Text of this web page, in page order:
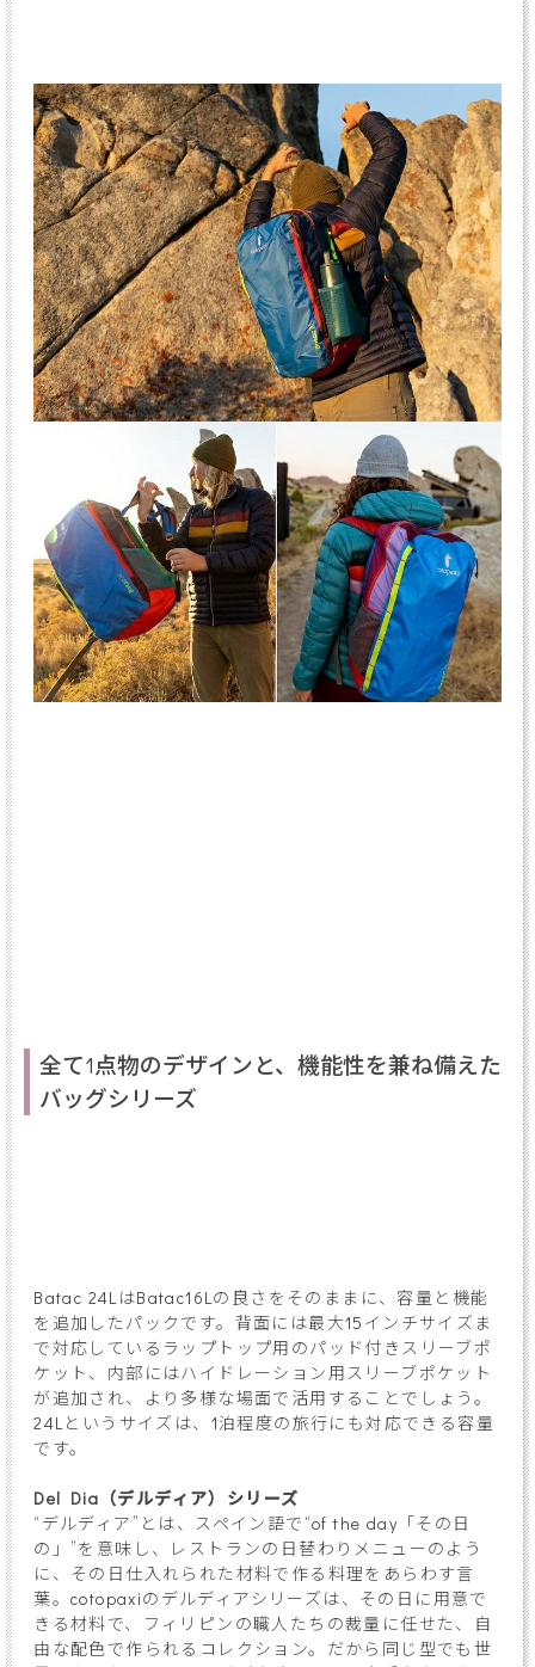
全て1点物のデザインと、機能性を兼ね備えた
バッグシリーズ
Batac 24LはBatac16Lの良さをそのままに、容量と機能
を追加したパックです。背面には最大15インチサイズま
で対応しているラップトップ用のパッド付きスリーブポ
ケット、内部にはハイドレーション用スリーブポケット
が追加され、より多様な場面で活用することでしょう。
24Lというサイズは、1泊程度の旅行にも対応できる容量
です。
Del Dia（デルディア）シリーズ
“デルディア”とは、スペイン語で“of the day「その日
の」”を意味し、レストランの日替わりメニューのよう
に、その日仕入れられた材料で作る料理をあらわす言
葉。cotopaxiのデルディアシリーズは、その日に用意で
きる材料で、フィリピンの職人たちの裁量に任せた、自
由な配色で作られるコレクション。だから同じ型でも世